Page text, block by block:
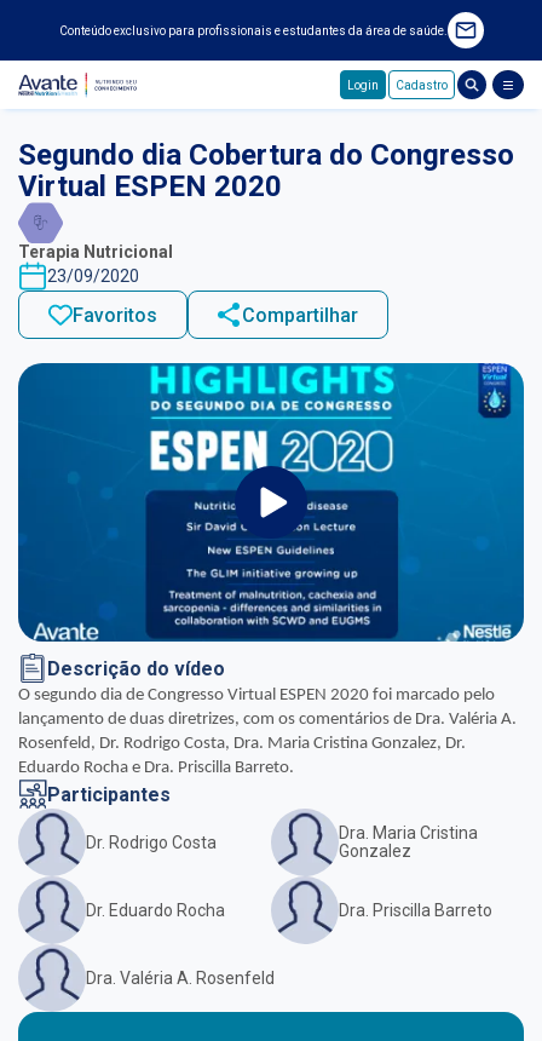
Conteúdo exclusivo para profissionais e estudantes da área de saúde.
Login Cadastro
Segundo dia Cobertura do Congresso
Virtual ESPEN 2020
Terapia Nutricional
23/09/2020
Favoritos Compartilhar
Descrição do vídeo
O segundo dia de Congresso Virtual ESPEN 2020 foi marcado pelo
lançamento de duas diretrizes, com os comentários de Dra. Valéria A.
Rosenfeld, Dr. Rodrigo Costa, Dra. Maria Cristina Gonzalez, Dr.
Eduardo Rocha e Dra. Priscilla Barreto.
Participantes
Dr. Rodrigo Costa
Dra. Maria Cristina
Gonzalez
Dr. Eduardo Rocha Dra. Priscilla Barreto
Dra. Valéria A. Rosenfeld